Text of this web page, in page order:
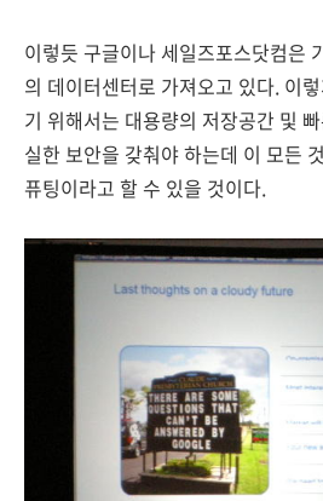
이렇듯 구글이나 세일즈포스닷컴은
의 데이터센터로 가져오고 있다. 이
기 위해서는 대용량의 저장공간 및
실한 보안을 갖춰야 하는데 이 모든
퓨팅이라고 할 수 있을 것이다.